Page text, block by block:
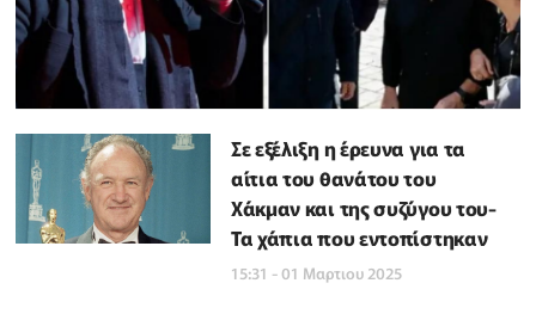
Σε εξέλιξη η έρευνα για τα
αίτια του θανάτου του
Χάκμαν και της συζύγου του-
Τα χάπια που εντοπίστηκαν
15:31 - 01 Μαρτιου 2025